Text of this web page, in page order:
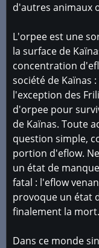
d'autres animaux
L'orpee est une
la surface de
concentration
société de Kaïnas
l'exception des
d'orpee pour
de Kaïnas. Toute
question simple,
portion d'eflow.
un état de
fatal : l'eflow
provoque un état
finalement la mort.
Dans ce monde